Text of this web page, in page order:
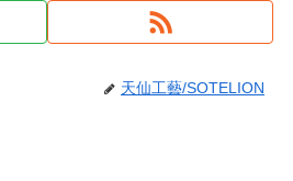
天仙工藝/SOTELION